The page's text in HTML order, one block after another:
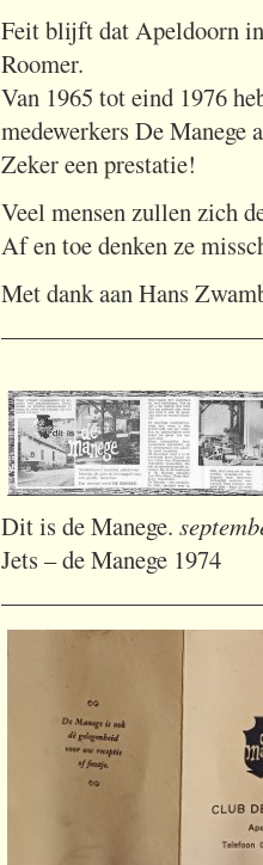
Feit blijft dat Apeldoorn
Roomer.
Van 1965 tot eind 1976
medewerkers De Manege
Zeker een prestatie!
Veel mensen zullen zich
Af en toe denken ze
Met dank aan Hans
Dit is de Manege.
Jets – de Manege 1974